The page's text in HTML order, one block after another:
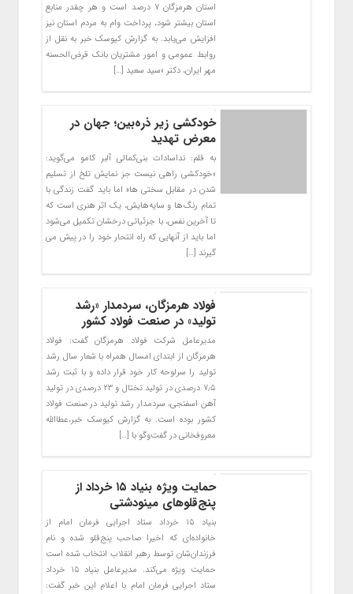
استان هرمزگان ۷ درصد است و هر چقدر منابع
استان بیشتر شود، پرداخت وام به مردم استان نیز
افزایش می‌یابد. به گزارش کیوسک خبر به نقل از
روابط عمومی و امور مشتریان بانک قرض‌الحسنه
مهر ایران، دکتر «سید سعید […]
خودکشی زیر ذره‌بین؛ جهان در
معرض تهدید
به قلم: نداسادات بنی‌کمالی آلبر کامو می‌گوید:
«خودکشی راهی نیست جز نمایش تلخ از تسلیم
شدن در مقابل سختی ها» اما باید گفت زندگی با
تمام رنگ‌ها و سایه‌هایش، یک اثر هنری است که
تا آخرین نفس، با جزئیاتی درخشان تکمیل می‌شود
اما باید از آنهایی که راه انتحار خود را در پیش می
گیرند […]
فولاد هرمزگان، سردمدار «رشد
تولید» در صنعت فولاد کشور
مدیرعامل شرکت فولاد هرمزگان گفت: فولاد
هرمزگان از ابتدای امسال همراه با شعار سال رشد
تولید را سرلوحه کار خود قرار داده و با ثبت رشد
۷٫۵ درصدی در تولید تختال و ۲۳ درصدی در تولید
آهن اسفنجی، سردمدار رشد تولید در صنعت فولاد
کشور بوده است. به گزارش کیوسک خبر،‌عطاالله
معروفخانی در گفت‌وگو با […]
حمایت ویژه بنیاد ۱۵ خرداد از
پنج‌قلوهای مینودشتی
بنیاد ۱۵ خرداد ستاد اجرایی فرمان امام از
خانواده‌ای که اخیرا صاحب پنج‌قلو شده‌ و نام
فرزندان‌شان توسط رهبر انقلاب انتخاب شده است
حمایت ویژه می‌کند. مدیرعامل بنیاد ۱۵ خرداد
ستاد اجرایی فرمان امام با اعلام این خبر گفت: